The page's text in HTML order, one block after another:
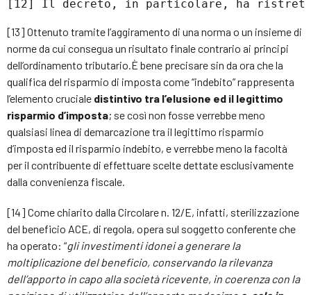
[12] Il decreto, in particolare, ha
[13] Ottenuto tramite l’aggiramento di una norma o un insieme di
norme da cui consegua un risultato finale contrario ai principi
dell’ordinamento tributario.È bene precisare sin da ora che la
qualifica del risparmio di imposta come “indebito” rappresenta
l’elemento cruciale distintivo tra l’elusione ed il legittimo
risparmio d’imposta; se così non fosse verrebbe meno
qualsiasi linea di demarcazione tra il legittimo risparmio
d’imposta ed il risparmio indebito, e verrebbe meno la facoltà
per il contribuente di effettuare scelte dettate esclusivamente
dalla convenienza fiscale.
[14] Come chiarito dalla Circolare n. 12/E, infatti, sterilizzazione
del beneficio ACE, di regola, opera sul soggetto conferente che
ha operato: “gli investimenti idonei a generare la
moltiplicazione del beneficio, conservando la rilevanza
dell’apporto in capo alla società ricevente, in coerenza con la